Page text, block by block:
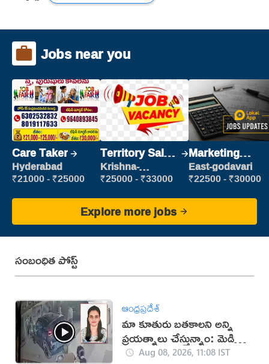
Jobs near you
Care Taker
Hyderabad
₹21000 - ₹25000
Territory Sales
Manager
Krishna-
vijayawada
₹25000 - ₹33000
Marketing
Executive
East-godavari
₹22500 - ₹30000
Explore more jobs
సంబంధిత పోస్ట్
ఆంధ్రప్రదేశ్
మా కూతురు బతకాలని అన్ని
ప్రయత్నాలు చేస్తున్నాం: మెడికో
ప్రియాంక తండ్రి
Aug 08, 2026, 11:08 IST